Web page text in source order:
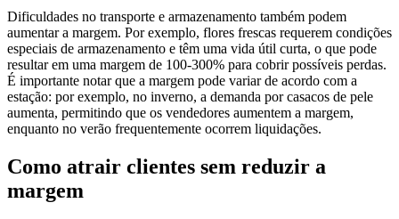
Dificuldades no transporte e armazenamento também podem
aumentar a margem. Por exemplo, flores frescas requerem condições
especiais de armazenamento e têm uma vida útil curta, o que pode
resultar em uma margem de 100-300% para cobrir possíveis perdas.
É importante notar que a margem pode variar de acordo com a
estação: por exemplo, no inverno, a demanda por casacos de pele
aumenta, permitindo que os vendedores aumentem a margem,
enquanto no verão frequentemente ocorrem liquidações.
Como atrair clientes sem reduzir a
margem